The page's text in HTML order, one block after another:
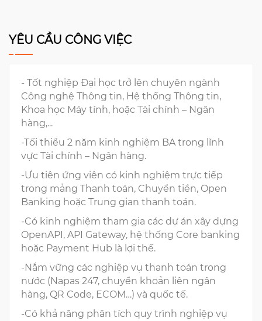
YÊU CẦU CÔNG VIỆC
- Tốt nghiệp Đại học trở lên chuyên ngành
Công nghệ Thông tin, Hệ thống Thông tin,
Khoa học Máy tính, hoặc Tài chính – Ngân
hàng,...
-Tối thiểu 2 năm kinh nghiệm BA trong lĩnh
vực Tài chính – Ngân hàng.
-Ưu tiên ứng viên có kinh nghiệm trực tiếp
trong mảng Thanh toán, Chuyển tiền, Open
Banking hoặc Trung gian thanh toán.
-Có kinh nghiệm tham gia các dự án xây dựng
OpenAPI, API Gateway, hệ thống Core banking
hoặc Payment Hub là lợi thế.
-Nắm vững các nghiệp vụ thanh toán trong
nước (Napas 247, chuyển khoản liên ngân
hàng, QR Code, ECOM…) và quốc tế.
-Có khả năng phân tích quy trình nghiệp vụ